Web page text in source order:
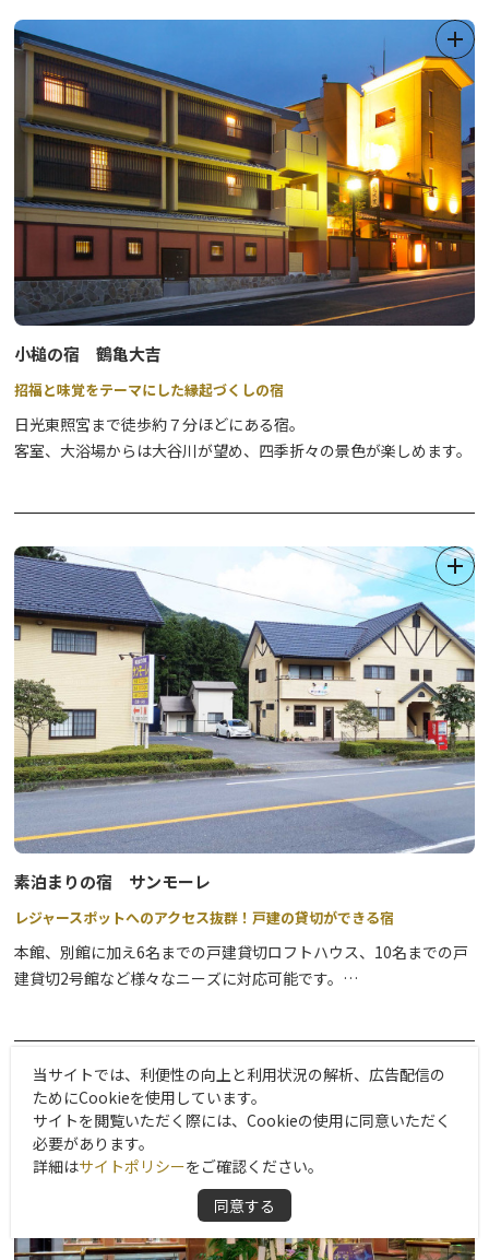
小槌の宿 鶴亀大吉
招福と味覚をテーマにした縁起づくしの宿
日光東照宮まで徒歩約７分ほどにある宿。
客室、大浴場からは大谷川が望め、四季折々の景色が楽しめます。
素泊まりの宿 サンモーレ
レジャースポットへのアクセス抜群！戸建の貸切ができる宿
本館、別館に加え6名までの戸建貸切ロフトハウス、10名までの戸
建貸切2号館など様々なニーズに対応可能です。
当サイトでは、利便性の向上と利用状況の解析、広告配信の
ためにCookieを使用しています。
サイトを閲覧いただく際には、Cookieの使用に同意いただく
必要があります。
詳細はサイトポリシーをご確認ください。
同意する